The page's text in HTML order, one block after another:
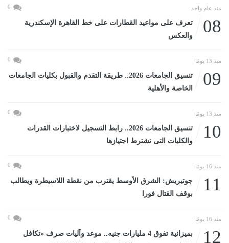
منذ عام واحد 0
08
تعرف على مواعيد القطارات على خط القاهرة الإسكندرية
والعكس
منذ 13 يومًا 0
09
تنسيق الجامعات 2026.. طريقة التقدم والقبول بكليات الجامعات
الخاصة والأهلية
منذ 13 يومًا 0
10
تنسيق الجامعات 2026.. رابط التسجيل لاختبارات القدرات
والكليات التى تشترط اجتيازها
منذ 16 يومًا 0
11
جوتيريش: الشرق الأوسط يقترب من نقطة اللاسيطرة ويطالب
بوقف القتال فورا
منذ 16 يومًا 0
12
بميزانية تفوق 4 مليارات جنيه.. موعد وآليات صرف «تكافل